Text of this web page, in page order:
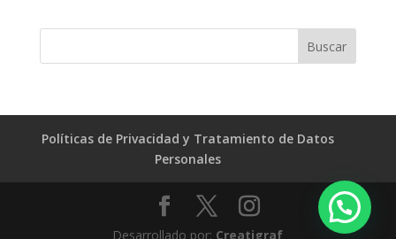
Políticas de Privacidad y Tratamiento de Datos
Personales
Desarrollado por: Creatigraf